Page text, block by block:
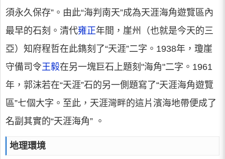
須永久保存”。由此“海判南天”成為天涯海角遊覽區內
最早的石刻。清代雍正年間，崖州（也就是今天的三
亞）知府程哲在此鐫刻了“天涯”二字。1938年，瓊崖
守備司令王毅在另一塊巨石上題刻"海角"二字。1961
年，郭沫若在“天涯”石的另一側題寫了“天涯海角遊覽
區”七個大字。至此，天涯灣畔的這片濱海地帶便成了
名副其實的“天涯海角” 。
地理環境